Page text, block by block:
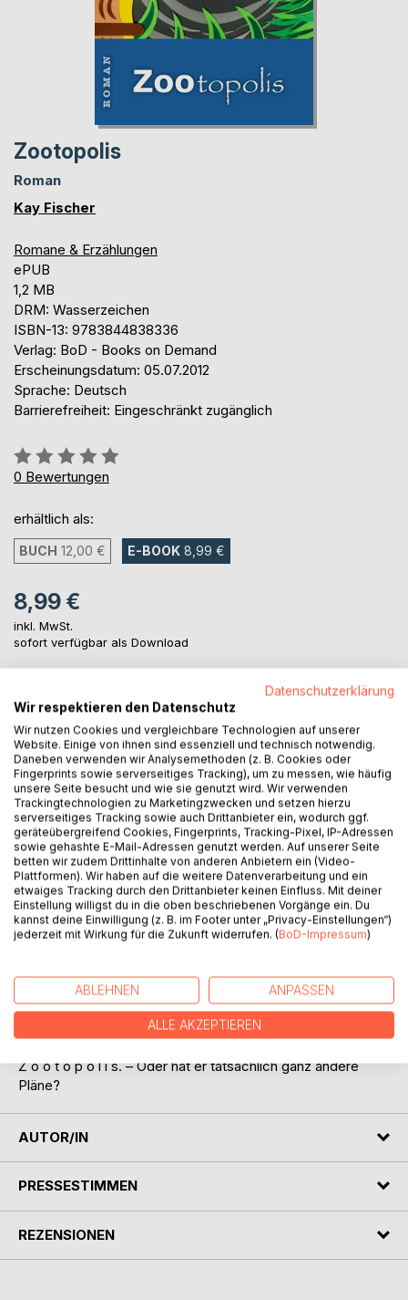
Zootopolis
Roman
Kay Fischer
Romane & Erzählungen
ePUB
1,2 MB
DRM: Wasserzeichen
ISBN-13: 9783844838336
Verlag: BoD - Books on Demand
Erscheinungsdatum: 05.07.2012
Sprache: Deutsch
Barrierefreiheit: Eingeschränkt zugänglich
Bewertung::
0%
0 Bewertungen
erhältlich als:
BUCH 12,00 € E-BOOK 8,99 €
8,99 €
inkl. MwSt.
sofort verfügbar als Download
IN DEN WARENKORB
Auf die Merkliste
Titel bewerten
BESCHREIBUNG
Studienreise zurückkehrt, erfährt sie, daß der Zoo ihrer
Heimatstadt umzieht. Der neue Direktor Prof. Lamina will
sämtliche Tiere auf eine Insel bringen, um dort den "Zoo
Z o o t o p o l i s. – Oder hat er tatsächlich ganz andere
Pläne?
AUTOR/IN
PRESSESTIMMEN
REZENSIONEN
Datenschutzerklärung
Wir respektieren den Datenschutz
Wir nutzen Cookies und vergleichbare Technologien auf unserer
Website. Einige von ihnen sind essenziell und technisch notwendig.
Daneben verwenden wir Analysemethoden (z. B. Cookies oder
Fingerprints sowie serverseitiges Tracking), um zu messen, wie häufig
unsere Seite besucht und wie sie genutzt wird. Wir verwenden
Trackingtechnologien zu Marketingzwecken und setzen hierzu
serverseitiges Tracking sowie auch Drittanbieter ein, wodurch ggf.
geräteübergreifend Cookies, Fingerprints, Tracking-Pixel, IP-Adressen
sowie gehashte E-Mail-Adressen genutzt werden. Auf unserer Seite
betten wir zudem Drittinhalte von anderen Anbietern ein (Video-
Plattformen). Wir haben auf die weitere Datenverarbeitung und ein
etwaiges Tracking durch den Drittanbieter keinen Einfluss. Mit deiner
Einstellung willigst du in die oben beschriebenen Vorgänge ein. Du
kannst deine Einwilligung (z. B. im Footer unter „Privacy-Einstellungen“)
jederzeit mit Wirkung für die Zukunft widerrufen. (BoD-Impressum)
ABLEHNEN ANPASSEN
ALLE AKZEPTIEREN